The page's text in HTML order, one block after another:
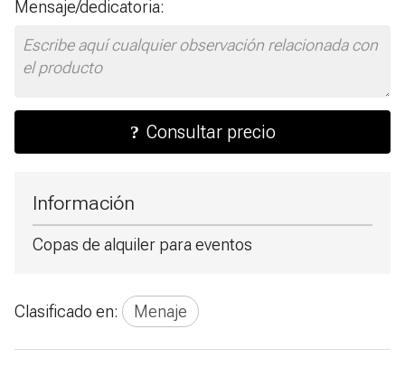
Mensaje/dedicatoria:
Consultar precio
Información
Copas de alquiler para eventos
Clasificado en: Menaje